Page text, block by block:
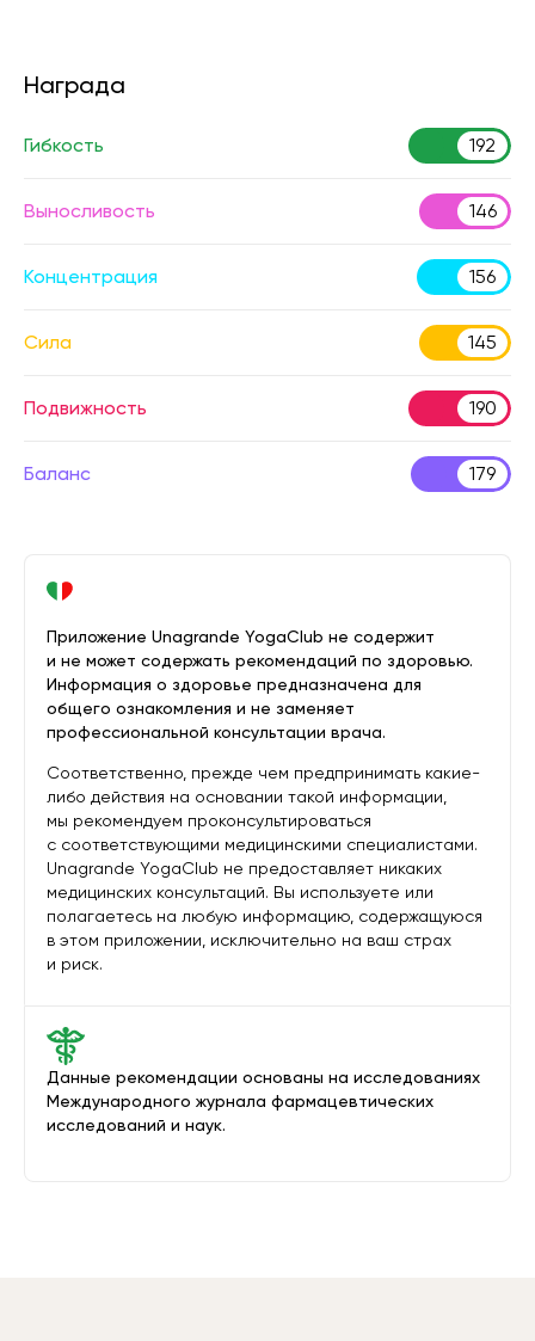
Награда
Гибкость 192
Выносливость 146
Концентрация 156
Сила 145
Подвижность 190
Баланс 179
Данные рекомендации основаны на исследованиях
Международного журнала фармацевтических
исследований и наук.
Приложение Unagrande YogaClub не содержит
и не может содержать рекомендаций по здоровью.
Информация о здоровье предназначена для
общего ознакомления и не заменяет
профессиональной консультации врача.
Соответственно, прежде чем предпринимать какие-
либо действия на основании такой информации,
мы рекомендуем проконсультироваться
с соответствующими медицинскими специалистами.
Unagrande YogaClub не предоставляет никаких
медицинских консультаций. Вы используете или
полагаетесь на любую информацию, содержащуюся
в этом приложении, исключительно на ваш страх
и риск.